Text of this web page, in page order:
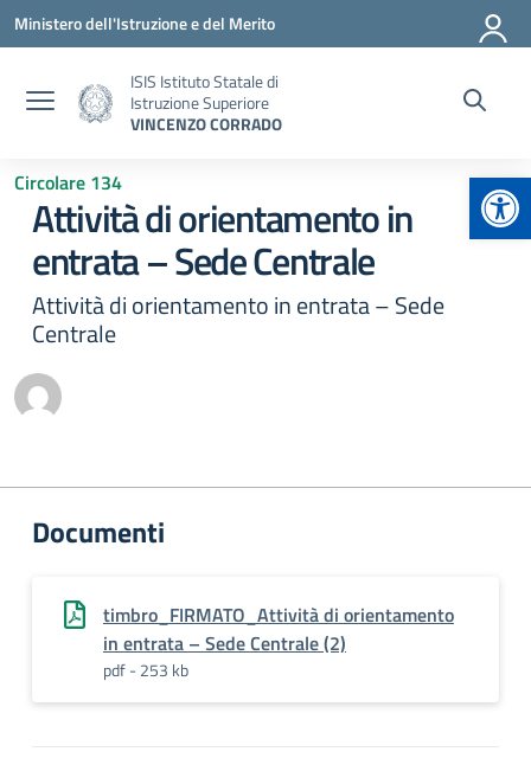
Vai ai contenuti
Vai al menu di navigazione
Vai al footer
Ministero dell'Istruzione e del Merito
ISIS Istituto Statale di
Istruzione Superiore
VINCENZO CORRADO
Circolare 134
Attività di orientamento in
entrata – Sede Centrale
Attività di orientamento in entrata – Sede
Centrale
Documenti
timbro_FIRMATO_Attività di orientamento
in entrata – Sede Centrale (2)
pdf - 253 kb